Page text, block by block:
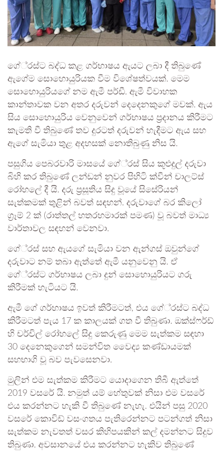
ගේ‍්‍රස්ට බද්ධ කළ ගර්භාෂය ඇයට ලබා දී තිබුණේ
ඇගේම සොහොයුරියක වීම විශේෂත්වයක්. මෙම
සොහොයුරියගේ නම ඇමී පර්ඩී. ඇමී විවාහක
කාන්තාවක වන අතර දරුවන් දෙදෙනකුගේ මවක්. ඇය
සිය සොහොයුරිය වෙනුවෙන් ගර්භාෂය ප‍්‍රදානය කිරීමට
කැමති වී තිබුණේ තව දුරටත් දරුවන් හැදීමට ඇය සහ
ඇගේ සැමියා තුළ අදහසක් නොතිබුණු නිස යි.
පසුගිය පෙබරවාරි මාසයේ ගේ‍්‍රස් සිය කූළුදුල් දරුවා
බිහි කර තිබුණේ ලන්ඩන් නුවර පිහිටි ක්වීන් චාලට්ස්
රෝහලේ දී යි. දරු ප‍්‍රසූතිය සිදු වූයේ සිසේරියන්
සැත්කමක් තුළින් බවත් සඳහන්. දරුවාගේ බර කිලෝ
ග්‍රෑම් 2 ක් (රාත්තල් හතරහමාරක් පමණ) වූ බවත් මාධ්‍ය
වාර්තාවල සඳහන් වෙනවා.
ගේ‍්‍රස් සහ ඇයගේ සැමියා වන ඇන්ගස් ඔවුන්ගේ
දරුවාට නම් තබා ඇත්තේ ඇමී යනුවෙනු යි. ඒ
ගේ‍්‍රස්ට ගර්භාෂය ලබා දුන් සොහොයුරියට ගරු
කිරීමක් හැටියට යි.
ඇමී ගේ ගර්භාෂය ඉවත් කිරීමටත්, එය ගේ‍්‍රස්ට බද්ධ
කිරීමටත් පැය 17 ක කාලයක් ගත වී තිබුණා. ඔක්ස්ෆර්ඩ්
හි චර්චිල් රෝහලේ සිදු කෙරුණු මෙම සැත්කම සඳහා
30 දෙනෙකුගෙන් සමන්විත වෛද්‍ය කණ්ඩායමක්
සහභාගි වූ බව පැවසෙනවා.
මුලින් එම සැත්කම කිරීමට යොදාගෙන තිබී ඇත්තේ
2019 වසරේ යි. නමුත් යම් හේතුවක් නිසා එම වසරේ
එය කරන්නට හැකි වී තිබුණේ නැහැ. එයින් පසු 2020
වසරේ කොවිඩ් වසංගතය පැතිරෙන්නට පටන්ගත් නිසා
සැත්කම නැවතත් වසර කිහිපයකින් කල් දමන්නට සිදුව
තිබුණා. අවසානයේ එය කරන්නට හැකිව තිබුණේ